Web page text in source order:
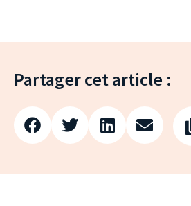
Partager cet article :